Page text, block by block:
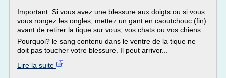
Important: Si vous avez une blessure aux doigts ou si vous
vous rongez les ongles, mettez un gant en caoutchouc (fin)
avant de retirer la tique sur vous, vos chats ou vos chiens.
Pourquoi? le sang contenu dans le ventre de la tique ne
doit pas toucher votre blessure. Il peut arriver...
Lire la suite